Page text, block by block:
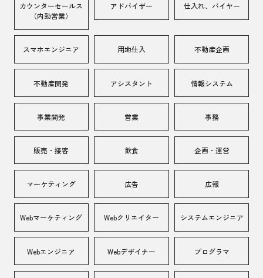
カウンターセールス
（内勤営業）
アドバイザー 仕入れ、バイヤー
スマホエンジニア 用地仕入 不動産企画
不動産開発 アシスタント 情報システム
事業開発 営業 事務
販売・接客 飲食 企画・運営
マーケティング 広告 広報
Webマーケティング Webクリエイター システムエンジニア
Webエンジニア Webデザイナー プログラマ